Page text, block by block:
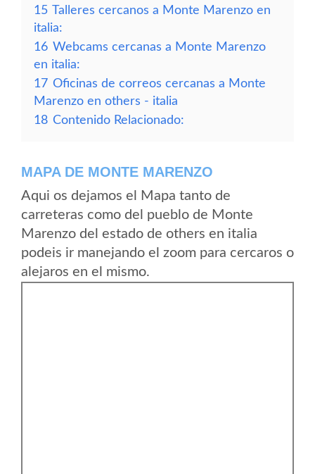
15 Talleres cercanos a Monte Marenzo en
italia:
16 Webcams cercanas a Monte Marenzo
en italia:
17 Oficinas de correos cercanas a Monte
Marenzo en others - italia
18 Contenido Relacionado:
MAPA DE MONTE MARENZO
Aqui os dejamos el Mapa tanto de
carreteras como del pueblo de Monte
Marenzo del estado de others en italia
podeis ir manejando el zoom para cercaros o
alejaros en el mismo.